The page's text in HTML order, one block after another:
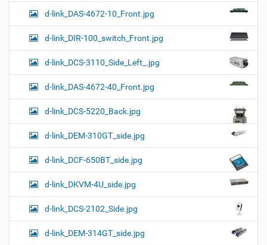
d-link_DAS-4672-10_Front.jpg
d-link_DIR-100_switch_Front.jpg
d-link_DCS-3110_Side_Left_.jpg
d-link_DAS-4672-40_Front.jpg
d-link_DCS-5220_Back.jpg
d-link_DEM-310GT_side.jpg
d-link_DCF-650BT_side.jpg
d-link_DKVM-4U_side.jpg
d-link_DCS-2102_Side.jpg
d-link_DEM-314GT_side.jpg